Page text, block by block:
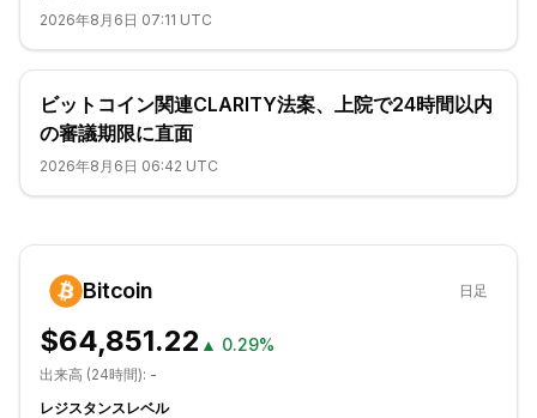
2026年8月6日 07:11 UTC
ビットコイン関連CLARITY法案、上院で24時間以内
の審議期限に直面
2026年8月6日 06:42 UTC
Bitcoin 日足
$64,851.22 ▲ 0.29%
出来高 (24時間): -
レジスタンスレベル